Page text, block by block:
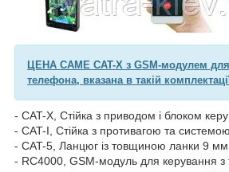
ЦЕНА CAME CAT-X з GSM-модулем
телефона, вказана в такій
- CAT-X, Стійка з приводом і блоком
- CAT-I, Стійка з противагою та
- CAT-5, Ланцюг із товщиною ланки 9
- RC4000, GSM-модуль для керування